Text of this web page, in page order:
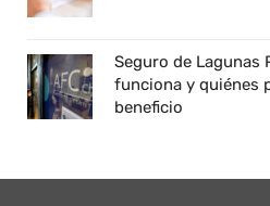
Seguro de Lagunas
funciona y quiénes
beneficio